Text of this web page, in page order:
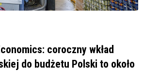
coroczny wkład
do budżetu Polski to około